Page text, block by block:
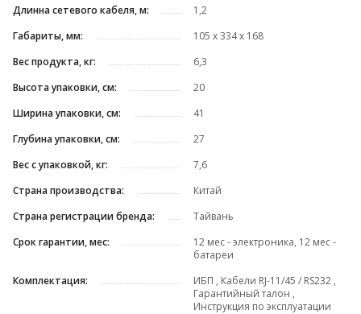
Длинна сетевого кабеля, м:
1,2
Габариты, мм:
105 х 334 х 168
Вес продукта, кг:
6,3
Высота упаковки, см:
20
Ширина упаковки, см:
41
Глубина упаковки, см:
27
Вес с упаковкой, кг:
7,6
Страна производства:
Китай
Страна регистрации бренда:
Тайвань
Срок гарантии, мес:
12 мес - электроника, 12 мес -
батареи
Комплектация:
ИБП , Кабели RJ-11/45 / RS232 ,
Гарантийный талон ,
Инструкция по эксплуатации